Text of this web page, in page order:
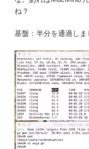
ね？
基盤：半分を通過しま